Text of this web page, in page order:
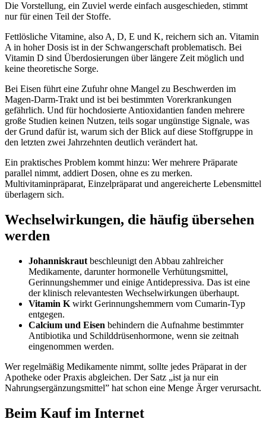
Die Vorstellung, ein Zuviel werde einfach ausgeschieden, stimmt
nur für einen Teil der Stoffe.
Fettlösliche Vitamine, also A, D, E und K, reichern sich an. Vitamin
A in hoher Dosis ist in der Schwangerschaft problematisch. Bei
Vitamin D sind Überdosierungen über längere Zeit möglich und
keine theoretische Sorge.
Bei Eisen führt eine Zufuhr ohne Mangel zu Beschwerden im
Magen-Darm-Trakt und ist bei bestimmten Vorerkrankungen
gefährlich. Und für hochdosierte Antioxidantien fanden mehrere
große Studien keinen Nutzen, teils sogar ungünstige Signale, was
der Grund dafür ist, warum sich der Blick auf diese Stoffgruppe in
den letzten zwei Jahrzehnten deutlich verändert hat.
Ein praktisches Problem kommt hinzu: Wer mehrere Präparate
parallel nimmt, addiert Dosen, ohne es zu merken.
Multivitaminpräparat, Einzelpräparat und angereicherte Lebensmittel
überlagern sich.
Wechselwirkungen, die häufig übersehen
werden
Johanniskraut beschleunigt den Abbau zahlreicher
Medikamente, darunter hormonelle Verhütungsmittel,
Gerinnungshemmer und einige Antidepressiva. Das ist eine
der klinisch relevantesten Wechselwirkungen überhaupt.
Vitamin K wirkt Gerinnungshemmern vom Cumarin-Typ
entgegen.
Calcium und Eisen behindern die Aufnahme bestimmter
Antibiotika und Schilddrüsenhormone, wenn sie zeitnah
eingenommen werden.
Wer regelmäßig Medikamente nimmt, sollte jedes Präparat in der
Apotheke oder Praxis abgleichen. Der Satz „ist ja nur ein
Nahrungsergänzungsmittel” hat schon eine Menge Ärger verursacht.
Beim Kauf im Internet